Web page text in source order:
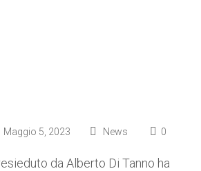
Maggio 5, 2023 News 0
da Alberto Di Tanno ha